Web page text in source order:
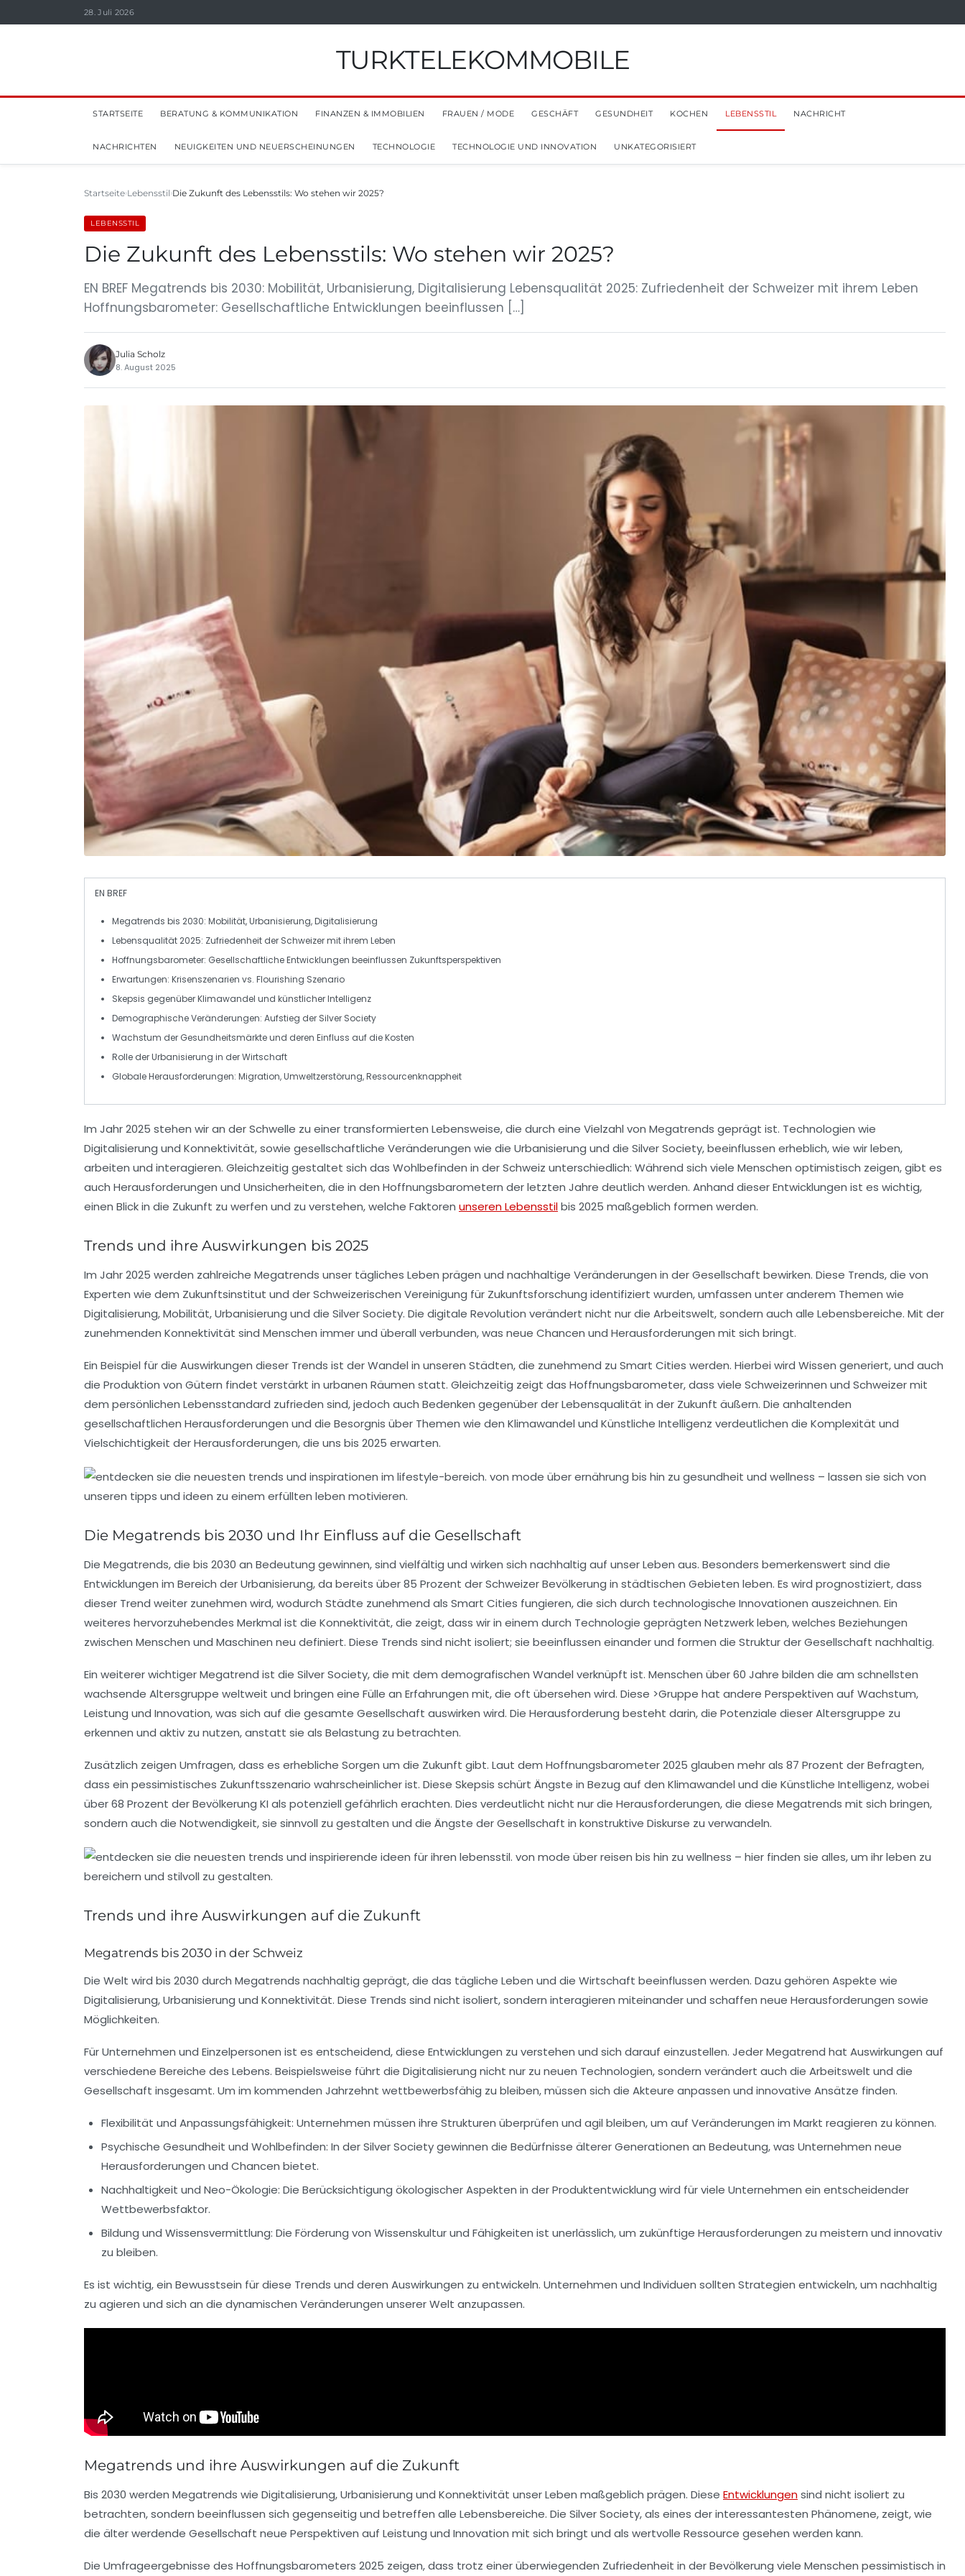
28. Juli 2026
TURKTELEKOMMOBILE
STARTSEITE BERATUNG & KOMMUNIKATION FINANZEN & IMMOBILIEN FRAUEN / MODE GESCHÄFT GESUNDHEIT KOCHEN LEBENSSTIL NACHRICHT
NACHRICHTEN NEUIGKEITEN UND NEUERSCHEINUNGEN TECHNOLOGIE TECHNOLOGIE UND INNOVATION UNKATEGORISIERT
Startseite Lebensstil Die Zukunft des Lebensstils: Wo stehen wir 2025?
LEBENSSTIL
Die Zukunft des Lebensstils: Wo stehen wir 2025?
EN BREF Megatrends bis 2030: Mobilität, Urbanisierung, Digitalisierung Lebensqualität 2025: Zufriedenheit der Schweizer mit ihrem Leben
Hoffnungsbarometer: Gesellschaftliche Entwicklungen beeinflussen […]
Julia Scholz
8. August 2025
EN BREF
Megatrends bis 2030: Mobilität, Urbanisierung, Digitalisierung
Lebensqualität2025: Zufriedenheit der Schweizer mit ihrem Leben
Hoffnungsbarometer: Gesellschaftliche Entwicklungen beeinflussen Zukunftsperspektiven
Erwartungen: Krisenszenarien vs. Flourishing Szenario
Skepsis gegenüberKlimawandel und künstlicher Intelligenz
Demographische Veränderungen: Aufstieg der Silver Society
Wachstum der Gesundheitsmärkteund deren Einfluss auf die Kosten
Rolle derUrbanisierung in der Wirtschaft
Globale Herausforderungen: Migration, Umweltzerstörung, Ressourcenknappheit
Im Jahr 2025 stehen wir an der Schwelle zu einer transformierten Lebensweise, die durch eine Vielzahl von Megatrends geprägt ist. Technologien wie
Digitalisierung und Konnektivität, sowie gesellschaftliche Veränderungen wie die Urbanisierung und die Silver Society, beeinflussen erheblich, wie wir leben,
arbeiten und interagieren. Gleichzeitig gestaltet sich das Wohlbefinden in der Schweiz unterschiedlich: Während sich viele Menschen optimistisch zeigen, gibt es
auch Herausforderungen und Unsicherheiten, die in den Hoffnungsbarometern der letzten Jahre deutlich werden. Anhand dieser Entwicklungen ist es wichtig,
einen Blick in die Zukunft zu werfen und zu verstehen, welche Faktoren unseren Lebensstilbis 2025 maßgeblich formen werden.
Trends und ihre Auswirkungen bis 2025
Im Jahr 2025 werden zahlreiche Megatrends unser tägliches Leben prägen und nachhaltige Veränderungen in der Gesellschaft bewirken. Diese Trends, die von
Experten wie dem Zukunftsinstitut und der Schweizerischen Vereinigung für Zukunftsforschung identifiziert wurden, umfassen unter anderem Themen wie
Digitalisierung,Mobilität,Urbanisierung und die Silver Society. Die digitale Revolution verändert nicht nur die Arbeitswelt, sondern auch alle Lebensbereiche. Mit der
zunehmenden Konnektivität sind Menschen immer und überall verbunden, was neue Chancen und Herausforderungen mit sich bringt.
Ein Beispiel für die Auswirkungen dieser Trends ist der Wandel in unseren Städten, die zunehmend zu Smart Cities werden. Hierbei wird Wissen generiert, und auch
die Produktion von Gütern findet verstärkt in urbanen Räumen statt. Gleichzeitig zeigt das Hoffnungsbarometer, dass viele Schweizerinnen und Schweizer mit
dem persönlichen Lebensstandard zufrieden sind, jedoch auch Bedenken gegenüber derLebensqualität in der Zukunft äußern. Die anhaltenden
gesellschaftlichen Herausforderungen und die Besorgnis über Themen wie den Klimawandel und Künstliche Intelligenz verdeutlichen die Komplexität und
Vielschichtigkeit der Herausforderungen, die uns bis 2025 erwarten.
Die Megatrends bis 2030 und Ihr Einfluss auf die Gesellschaft
Die Megatrends, die bis 2030 an Bedeutung gewinnen, sind vielfältig und wirken sich nachhaltig auf unser Leben aus. Besonders bemerkenswert sind die
Entwicklungen im Bereich derUrbanisierung, da bereits über 85 Prozent der Schweizer Bevölkerung in städtischen Gebieten leben. Es wird prognostiziert, dass
dieser Trend weiter zunehmen wird, wodurch Städte zunehmend als Smart Cities fungieren, die sich durch technologische Innovationen auszeichnen. Ein
weiteres hervorzuhebendes Merkmal ist die Konnektivität, die zeigt, dass wir in einem durch Technologie geprägten Netzwerk leben, welches Beziehungen
zwischen Menschen und Maschinen neu definiert. Diese Trends sind nicht isoliert; sie beeinflussen einander und formen die Struktur der Gesellschaft nachhaltig.
Ein weiterer wichtiger Megatrend ist die Silver Society, die mit dem demografischen Wandel verknüpft ist. Menschen über 60 Jahre bilden die am schnellsten
wachsende Altersgruppe weltweit und bringen eine Fülle an Erfahrungen mit, die oft übersehen wird. Diese >Gruppe hat andere Perspektiven auf Wachstum,
Leistung und Innovation, was sich auf die gesamte Gesellschaft auswirken wird. Die Herausforderung besteht darin, die Potenziale dieser Altersgruppe zu
erkennen und aktiv zu nutzen, anstatt sie als Belastung zu betrachten.
Zusätzlich zeigen Umfragen, dass es erhebliche Sorgen um die Zukunft gibt. Laut dem Hoffnungsbarometer 2025 glauben mehr als 87 Prozent der Befragten,
dass ein pessimistisches Zukunftsszenario wahrscheinlicher ist. Diese Skepsis schürt Ängste in Bezug auf den Klimawandel und die Künstliche Intelligenz, wobei
über 68 Prozent der Bevölkerung KI als potenziell gefährlich erachten. Dies verdeutlicht nicht nur die Herausforderungen, die diese Megatrends mit sich bringen,
sondern auch die Notwendigkeit, sie sinnvoll zu gestalten und die Ängste der Gesellschaft in konstruktive Diskurse zu verwandeln.
Trends und ihre Auswirkungen auf die Zukunft
Megatrends bis 2030 in der Schweiz
Die Welt wird bis 2030 durch Megatrends nachhaltig geprägt, die das tägliche Leben und die Wirtschaft beeinflussen werden. Dazu gehören Aspekte wie
Digitalisierung,Urbanisierung und Konnektivität. Diese Trends sind nicht isoliert, sondern interagieren miteinander und schaffen neue Herausforderungen sowie
Möglichkeiten.
Für Unternehmen und Einzelpersonen ist es entscheidend, diese Entwicklungen zu verstehen und sich darauf einzustellen. Jeder Megatrend hat Auswirkungen auf
verschiedene Bereiche des Lebens. Beispielsweise führt die Digitalisierung nicht nur zu neuen Technologien, sondern verändert auch die Arbeitswelt und die
Gesellschaft insgesamt. Um im kommenden Jahrzehnt wettbewerbsfähig zu bleiben, müssen sich die Akteure anpassen und innovative Ansätze finden.
Flexibilität und Anpassungsfähigkeit: Unternehmen müssen ihre Strukturen überprüfen und agil bleiben, um auf Veränderungen im Markt reagieren zu können.
Psychische Gesundheit und Wohlbefinden: In derSilver Societygewinnen die Bedürfnisse älterer Generationen an Bedeutung, was Unternehmen neue
Herausforderungen und Chancen bietet.
Nachhaltigkeit und Neo-Ökologie: Die Berücksichtigung ökologischer Aspekten in der Produktentwicklung wird für viele Unternehmen ein entscheidender
Wettbewerbsfaktor.
Bildung und Wissensvermittlung: Die Förderung von Wissenskulturund Fähigkeiten ist unerlässlich, um zukünftige Herausforderungen zu meistern und innovativ
zu bleiben.
Es ist wichtig, ein Bewusstsein für diese Trends und deren Auswirkungen zu entwickeln. Unternehmen und Individuen sollten Strategien entwickeln, um nachhaltig
zu agieren und sich an die dynamischen Veränderungen unserer Welt anzupassen.
Megatrends und ihre Auswirkungen auf die Zukunft
Bis 2030 werden Megatrends wie Digitalisierung,Urbanisierung und Konnektivität unser Leben maßgeblich prägen. Diese Entwicklungensind nicht isoliert zu
betrachten, sondern beeinflussen sich gegenseitig und betreffen alle Lebensbereiche. Die Silver Society, als eines der interessantesten Phänomene, zeigt, wie
die älter werdende Gesellschaft neue Perspektiven auf Leistung und Innovation mit sich bringt und als wertvolle Ressource gesehen werden kann.
Die Umfrageergebnisse des Hoffnungsbarometers 2025 zeigen, dass trotz einer überwiegenden Zufriedenheit in der Bevölkerung viele Menschen pessimistisch in